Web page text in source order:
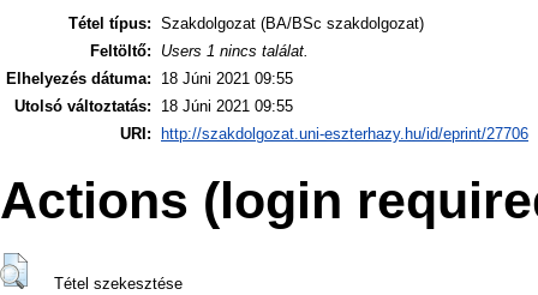
Tétel típus: Szakdolgozat (BA/BSc szakdolgozat)
Feltöltő:
Users 1 nincs találat.
Elhelyezés dátuma:
18 Júni 2021 09:55
Utolsó változtatás:
18 Júni 2021 09:55
URI:
http://szakdolgozat.uni-eszterhazy.hu/id/eprint/27706
Actions (login
Tétel szekesztése